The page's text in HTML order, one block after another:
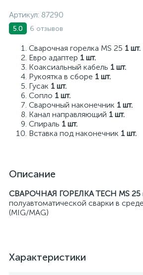
Артикул: 87290
5.0 6 отзывов
Сварочная горелка MS 25 1 шт.
Евро адаптер 1 шт.
Коаксиальный кабель 1 шт.
Рукоятка в сборе 1 шт.
Гусак 1 шт.
Сопло 1 шт.
Сварочный наконечник 1 шт.
Канал направляющий 1 шт.
Спираль 1 шт.
Вставка под наконечник 1 шт.
Описание
СВАРОЧНАЯ ГОРЕЛКА TECH MS 25
полуавтоматической сварки в
(MIG/MAG)
Характеристики